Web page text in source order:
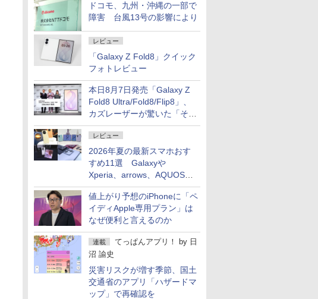
ドコモ、九州・沖縄の一部で
障害 台風13号の影響により
レビュー
「Galaxy Z Fold8」クイック
フォトレビュー
本日8月7日発売「Galaxy Z
Fold8 Ultra/Fold8/Flip8」、
カズレーザーが驚いた「そば
屋のメニュー並みの薄さ」
レビュー
2026年夏の最新スマホおす
すめ11選 Galaxyや
Xperia、arrows、AQUOSな
ど注目機種の特徴は
値上がり予想のiPhoneに「ペ
イディApple専用プラン」は
なぜ便利と言えるのか
連載 てっぱんアプリ！ by 日
沼 諭史
災害リスクが増す季節、国土
交通省のアプリ「ハザードマ
ップ」で再確認を